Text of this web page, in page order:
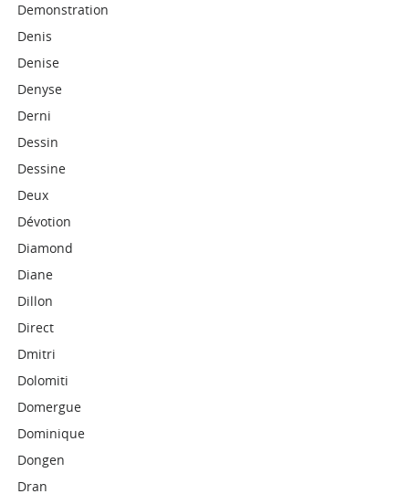
Demonstration
Denis
Denise
Denyse
Derni
Dessin
Dessine
Deux
Dévotion
Diamond
Diane
Dillon
Direct
Dmitri
Dolomiti
Domergue
Dominique
Dongen
Dran